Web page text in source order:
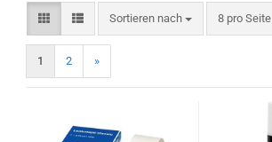
Sortieren nach
Sortieren nach 8 pro Seite
pro Seite
1 2 »